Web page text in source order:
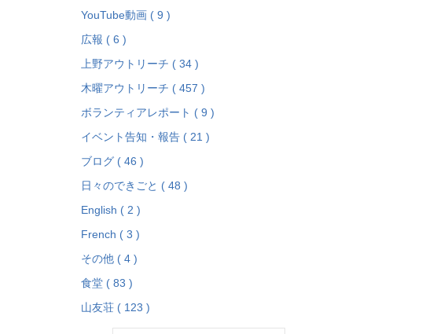
YouTube動画 ( 9 )
広報 ( 6 )
上野アウトリーチ ( 34 )
木曜アウトリーチ ( 457 )
ボランティアレポート ( 9 )
イベント告知・報告 ( 21 )
ブログ ( 46 )
日々のできごと ( 48 )
English ( 2 )
French ( 3 )
その他 ( 4 )
食堂 ( 83 )
山友荘 ( 123 )